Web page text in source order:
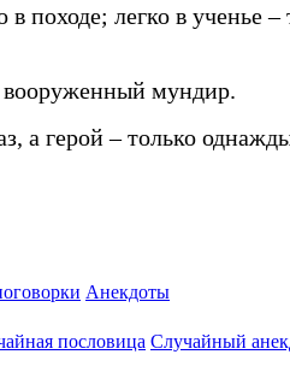
в походе; легко в ученье –
мундир.
а герой – только
Анекдоты
пословица Случайный